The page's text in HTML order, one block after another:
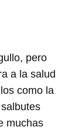
pero
a la salud
como la
muchas